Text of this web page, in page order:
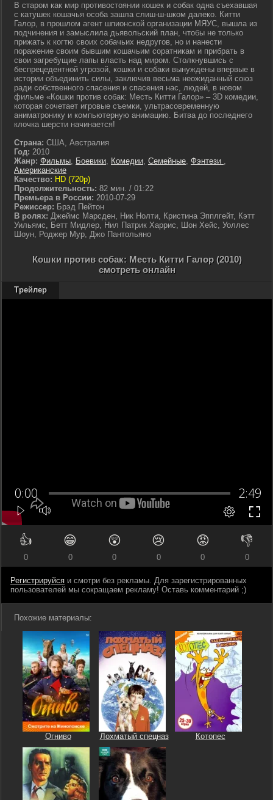
В старом как мир противостоянии кошек и собак одна съехавшая
с катушек кошачья особа зашла слиш-ш-шком далеко. Китти
Галор, в прошлом агент шпионской организации МЯУС, вышла из
подчинения и замыслила дьявольский план, чтобы не только
прижать к когтю своих собачьих недругов, но и нанести
поражение своим бывшим кошачьим соратникам и прибрать в
свои загребущие лапы власть над миром. Столкнувшись с
беспрецедентной угрозой, кошки и собаки вынуждены впервые в
истории объединить силы, заключив весьма неожиданный союз
ради собственного спасения и спасения нас, людей, в новом
фильме «Кошки против собак: Месть Китти Галор» – 3D комедии,
которая сочетает игровые съемки, ультрасовременную
аниматронику и компьютерную анимацию. Битва до последнего
клочка шерсти начинается!
Страна: США, Австралия
Год: 2010
Жанр: Фильмы, Боевики, Комедии, Семейные, Фэнтези ,
Американские
Качество: HD (720p)
Продолжительность: 82 мин. / 01:22
Премьера в России: 2010-07-29
Режиссер: Брэд Пейтон
В ролях: Джеймс Марсден, Ник Нолти, Кристина Эпплгейт, Кэтт
Уильямс, Бетт Мидлер, Нил Патрик Харрис, Шон Хейс, Уоллес
Шоун, Роджер Мур, Джо Пантольяно
Кошки против собак: Месть Китти Галор (2010)
смотреть онлайн
Трейлер
👍
0
😁
0
😲
0
😢
0
😡
0
👎
0
Регистрируйся и смотри без рекламы. Для зарегистрированных
пользователей мы сокращаем рекламу! Оставь комментарий ;)
Похожие материалы:
Огниво Лохматый спецназ Котопес